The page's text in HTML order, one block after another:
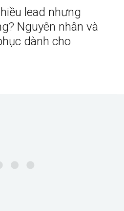
lead nhưng
Nguyên nhân và
dành cho